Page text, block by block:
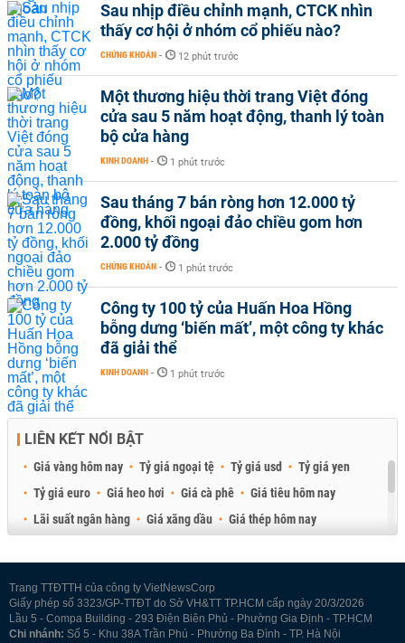
Sau nhịp điều chỉnh mạnh, CTCK nhìn
thấy cơ hội ở nhóm cổ phiếu nào?
CHỨNG KHOÁN - 12 phút trước
Một thương hiệu thời trang Việt đóng
cửa sau 5 năm hoạt động, thanh lý toàn
bộ cửa hàng
KINH DOANH - 1 phút trước
Sau tháng 7 bán ròng hơn 12.000 tỷ
đồng, khối ngoại đảo chiều gom hơn
2.000 tỷ đồng
CHỨNG KHOÁN - 1 phút trước
Công ty 100 tỷ của Huấn Hoa Hồng
bỗng dưng ‘biến mất’, một công ty khác
đã giải thể
KINH DOANH - 1 phút trước
LIÊN KẾT NỔI BẬT
Giá vàng hôm nay Tỷ giá ngoại tệ Tỷ giá usd
Tỷ giá yen
Tỷ giá euro
Giá heo hơi Giá cà phê
Giá tiêu hôm nay
Lãi suất ngân hàng
Giá xăng dầu
Giá thép hôm nay
Trang TTĐTTH của công ty VietNewsCorp
Giấy phép số 3323/GP-TTĐT do Sở VH&TT TP.HCM cấp ngày 20/3/2026
Lầu 5 - Compa Building - 293 Điện Biên Phủ - Phường Gia Định - TP.HCM
Chi nhánh: Số 5 - Khu 38A Trần Phú - Phường Ba Đình - TP. Hà Nội